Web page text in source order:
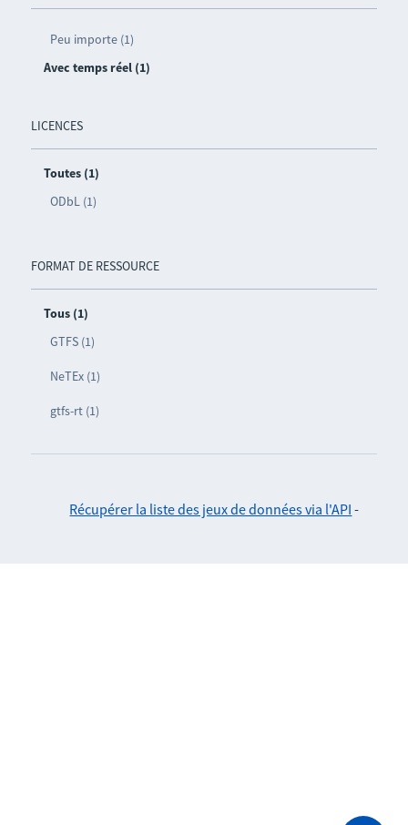
Peu importe (1)
Avec temps réel (1)
LICENCES
Toutes (1)
ODbL (1)
FORMAT DE RESSOURCE
Tous (1)
GTFS (1)
NeTEx (1)
gtfs-rt (1)
Récupérer la liste des jeux de données via l'API -